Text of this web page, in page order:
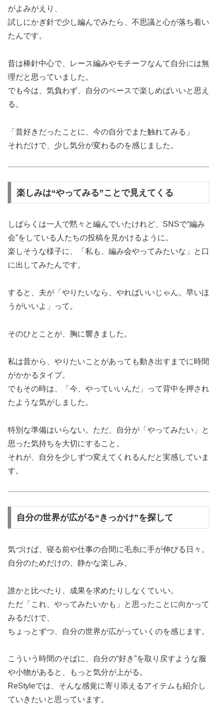
がよみがえり、
試しにかぎ針で少し編んでみたら、不思議と心が落ち着い
たんです。
昔は棒針中心で、レース編みやモチーフなんて自分には無
理だと思っていました。
でも今は、気負わず、自分のペースで楽しめばいいと思え
る。
「昔好きだったことに、今の自分でまた触れてみる」
それだけで、少し気分が変わるのを感じました。
楽しみは“やってみる”ことで見えてくる
しばらくは一人で黙々と編んでいたけれど、SNSで“編み
会”をしている人たちの投稿を見かけるように。
楽しそうな様子に、「私も、編み会やってみたいな」と口
に出してみたんです。
すると、夫が「やりたいなら、やればいいじゃん。早いほ
うがいいよ」って。
そのひとことが、胸に響きました。
私は昔から、やりたいことがあっても動き出すまでに時間
がかかるタイプ。
でもその時は、「今、やっていいんだ」って背中を押され
たような気がしました。
特別な準備はいらない。ただ、自分が「やってみたい」と
思った気持ちを大切にすること。
それが、自分を少しずつ変えてくれるんだと実感していま
す。
自分の世界が広がる“きっかけ”を探して
気づけば、寝る前や仕事の合間に毛糸に手が伸びる日々。
自分のためだけの、静かな楽しみ。
誰かと比べたり、成果を求めたりしなくていい。
ただ「これ、やってみたいかも」と思ったことに向かって
みるだけで、
ちょっとずつ、自分の世界が広がっていくのを感じます。
こういう時間のそばに、自分の“好き”を取り戻すような服
や小物があると、もっと気分が上がる。
ReStyleでは、そんな感覚に寄り添えるアイテムも紹介し
ていきたいと思っています。